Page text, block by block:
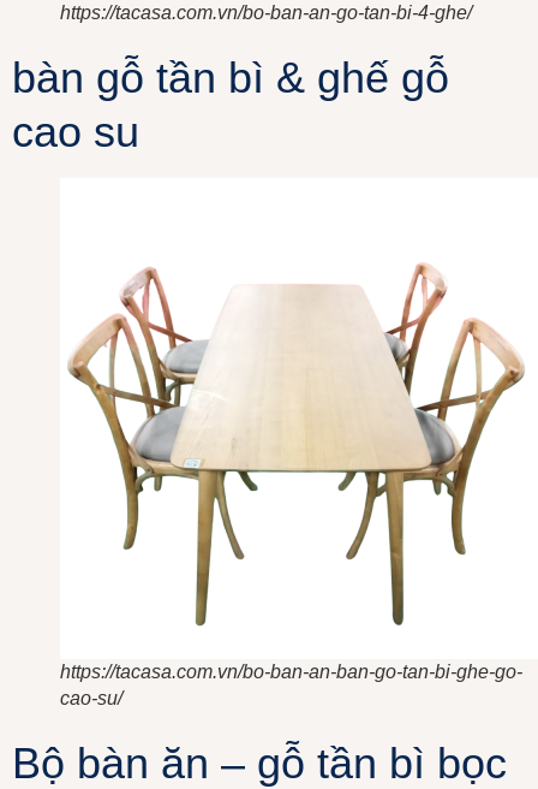
https://tacasa.com.vn/bo-ban-an-go-tan-bi-4-ghe/
bàn gỗ tần bì & ghế gỗ
cao su
https://tacasa.com.vn/bo-ban-an-ban-go-tan-bi-ghe-go-
cao-su/
Bộ bàn ăn – gỗ tần bì bọc